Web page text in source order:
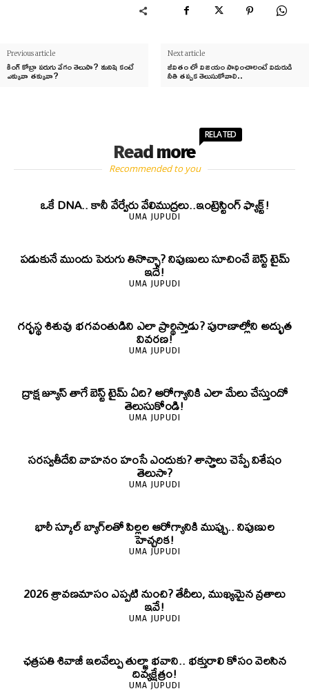
Previous article
కింగ్ కోబ్రా పరుగు వేగం తెలుసా? మనిషి కంటే
ఎక్కువా తక్కువా?
Next article
జీవితం లో విజయం సాధించాలంటే విదురుడి
నీతి తప్పక తెలుసుకోవాలి..
Read more
RELATED
Recommended to you
ఒకే DNA.. కానీ వేర్వేరు వేలిముద్రలు..ఇంట్రెస్టింగ్ ఫ్యాక్ట్!
UMA JUPUDI
పడుకునే ముందు పెరుగు తినొచ్చా? నిపుణులు సూచించే బెస్ట్ టైమ్
ఇదే!
UMA JUPUDI
గర్భస్థ శిశువు భగవంతుడిని ఎలా ప్రార్థిస్తాడు? పురాణాల్లోని అద్భుత
వివరణ!
UMA JUPUDI
ద్రాక్ష జ్యూస్ తాగే బెస్ట్ టైమ్ ఏది? ఆరోగ్యానికి ఎలా మేలు చేస్తుందో
తెలుసుకోండి!
UMA JUPUDI
సరస్వతీదేవి వాహనం హంసే ఎందుకు? శాస్త్రాలు చెప్పే విశేషం
తెలుసా?
UMA JUPUDI
భారీ స్కూల్ బ్యాగ్‌లతో పిల్లల ఆరోగ్యానికి ముప్పు.. నిపుణుల
హెచ్చరిక!
UMA JUPUDI
2026 శ్రావణమాసం ఎప్పటి నుంచి? తేదీలు, ముఖ్యమైన వ్రతాలు
ఇవే!
UMA JUPUDI
ఛత్రపతి శివాజీ ఇలవేల్పు తుల్జా భవాని.. భక్తురాలి కోసం వెలసిన
దివ్యక్షేత్రం!
UMA JUPUDI